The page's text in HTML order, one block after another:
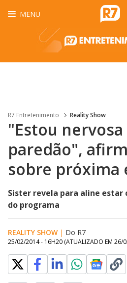
MENU
R7 Entretenimento Reality Show
"Estou
paredão",
sobre próxima
Sister revela para aline
do programa
REALITY SHOW | Do R7
25/02/2014 - 16H20 (ATUALIZADO EM 26/